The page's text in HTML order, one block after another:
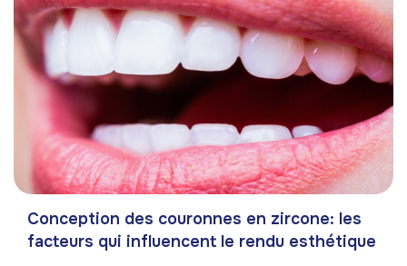
Conception des couronnes en zircone: les
facteurs qui influencent le rendu esthétique